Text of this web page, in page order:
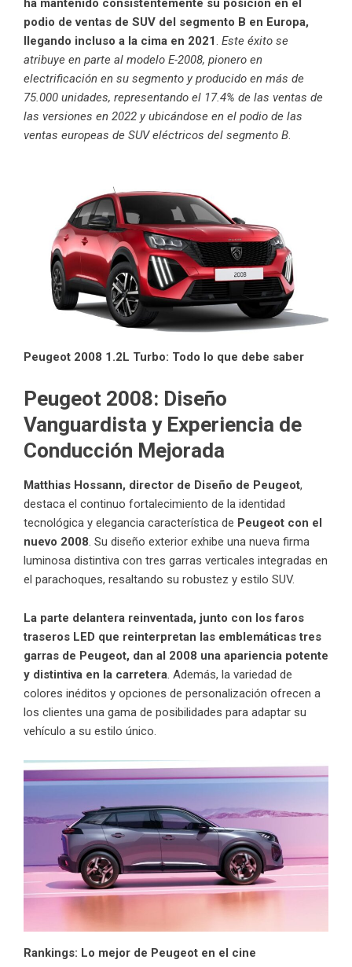
podio de ventas de SUV del segmento B en Europa,
llegando incluso a la cima en 2021 Este éxito se
atribuye en parte al modelo E-2008, pionero en
electrificación en su segmento y producido en más de
75.000 unidades, representando el 17.4% de las ventas de
las versiones en 2022 y ubicándose en el podio de las
ventas europeas de SUV eléctricos del segmento B
Peugeot 2008 1.2L Turbo: Todo lo que debe saber
Peugeot 2008: Diseño
Vanguardista y Experiencia de
Conducción Mejorada
Matthias Hossann, director de Diseño de Peugeot,
destaca el continuo fortalecimiento de la identidad
tecnológica y elegancia característica de Peugeot con el
nuevo 2008. Su diseño exterior exhibe una nueva firma
luminosa distintiva con tres garras verticales integradas en
el parachoques, resaltando su robustez y estilo SUV.
La parte delantera reinventada, junto con los faros
traseros LED que reinterpretan las emblemáticas tres
garras de Peugeot, dan al 2008 una apariencia potente
y distintiva en la carretera. Además, la variedad de
colores inéditos y opciones de personalización ofrecen a
los clientes una gama de posibilidades para adaptar su
vehículo a su estilo único.
Rankings: Lo mejor de Peugeot en el cine